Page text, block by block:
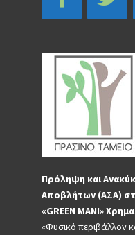
Πρόληψη και
Αποβλήτων (ΑΣΑ)
«GREEN MANI»
«Φυσικό περιβάλλον